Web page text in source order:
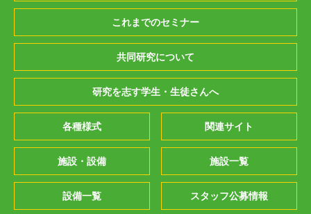
これまでのセミナー
共同研究について
研究を志す学生・生徒さんへ
各種様式 関連サイト
施設・設備 施設一覧
設備一覧 スタッフ公募情報